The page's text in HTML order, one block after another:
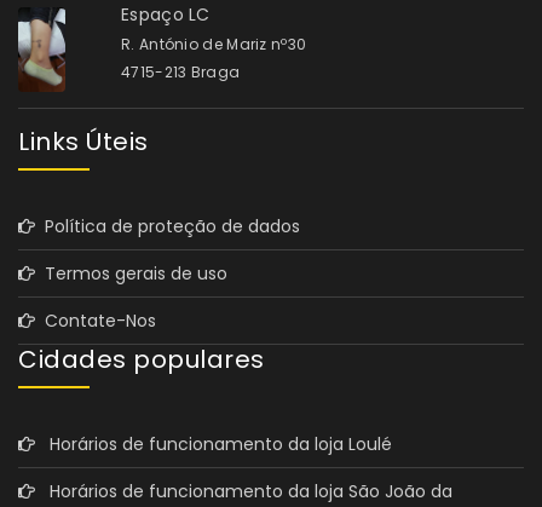
Espaço LC
R. António de Mariz nº30
4715-213 Braga
Links Úteis
Política de proteção de dados
Termos gerais de uso
Contate-Nos
Cidades populares
Horários de funcionamento da loja Loulé
Horários de funcionamento da loja São João da